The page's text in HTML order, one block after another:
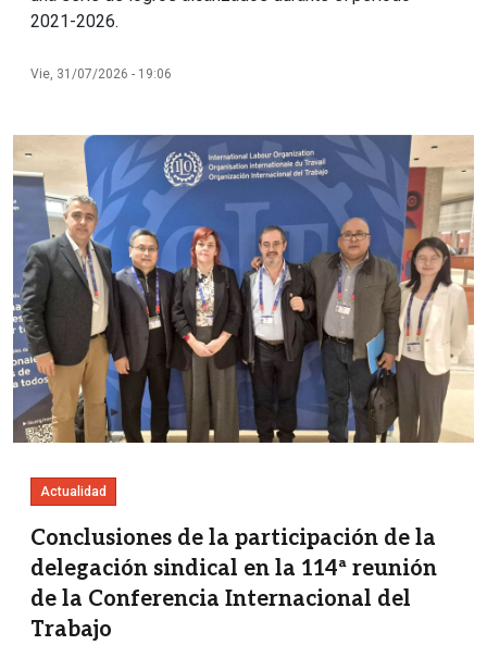
2021-2026.
Vie, 31/07/2026 - 19:06
Actualidad
Conclusiones de la participación de la
delegación sindical en la 114ª reunión
de la Conferencia Internacional del
Trabajo